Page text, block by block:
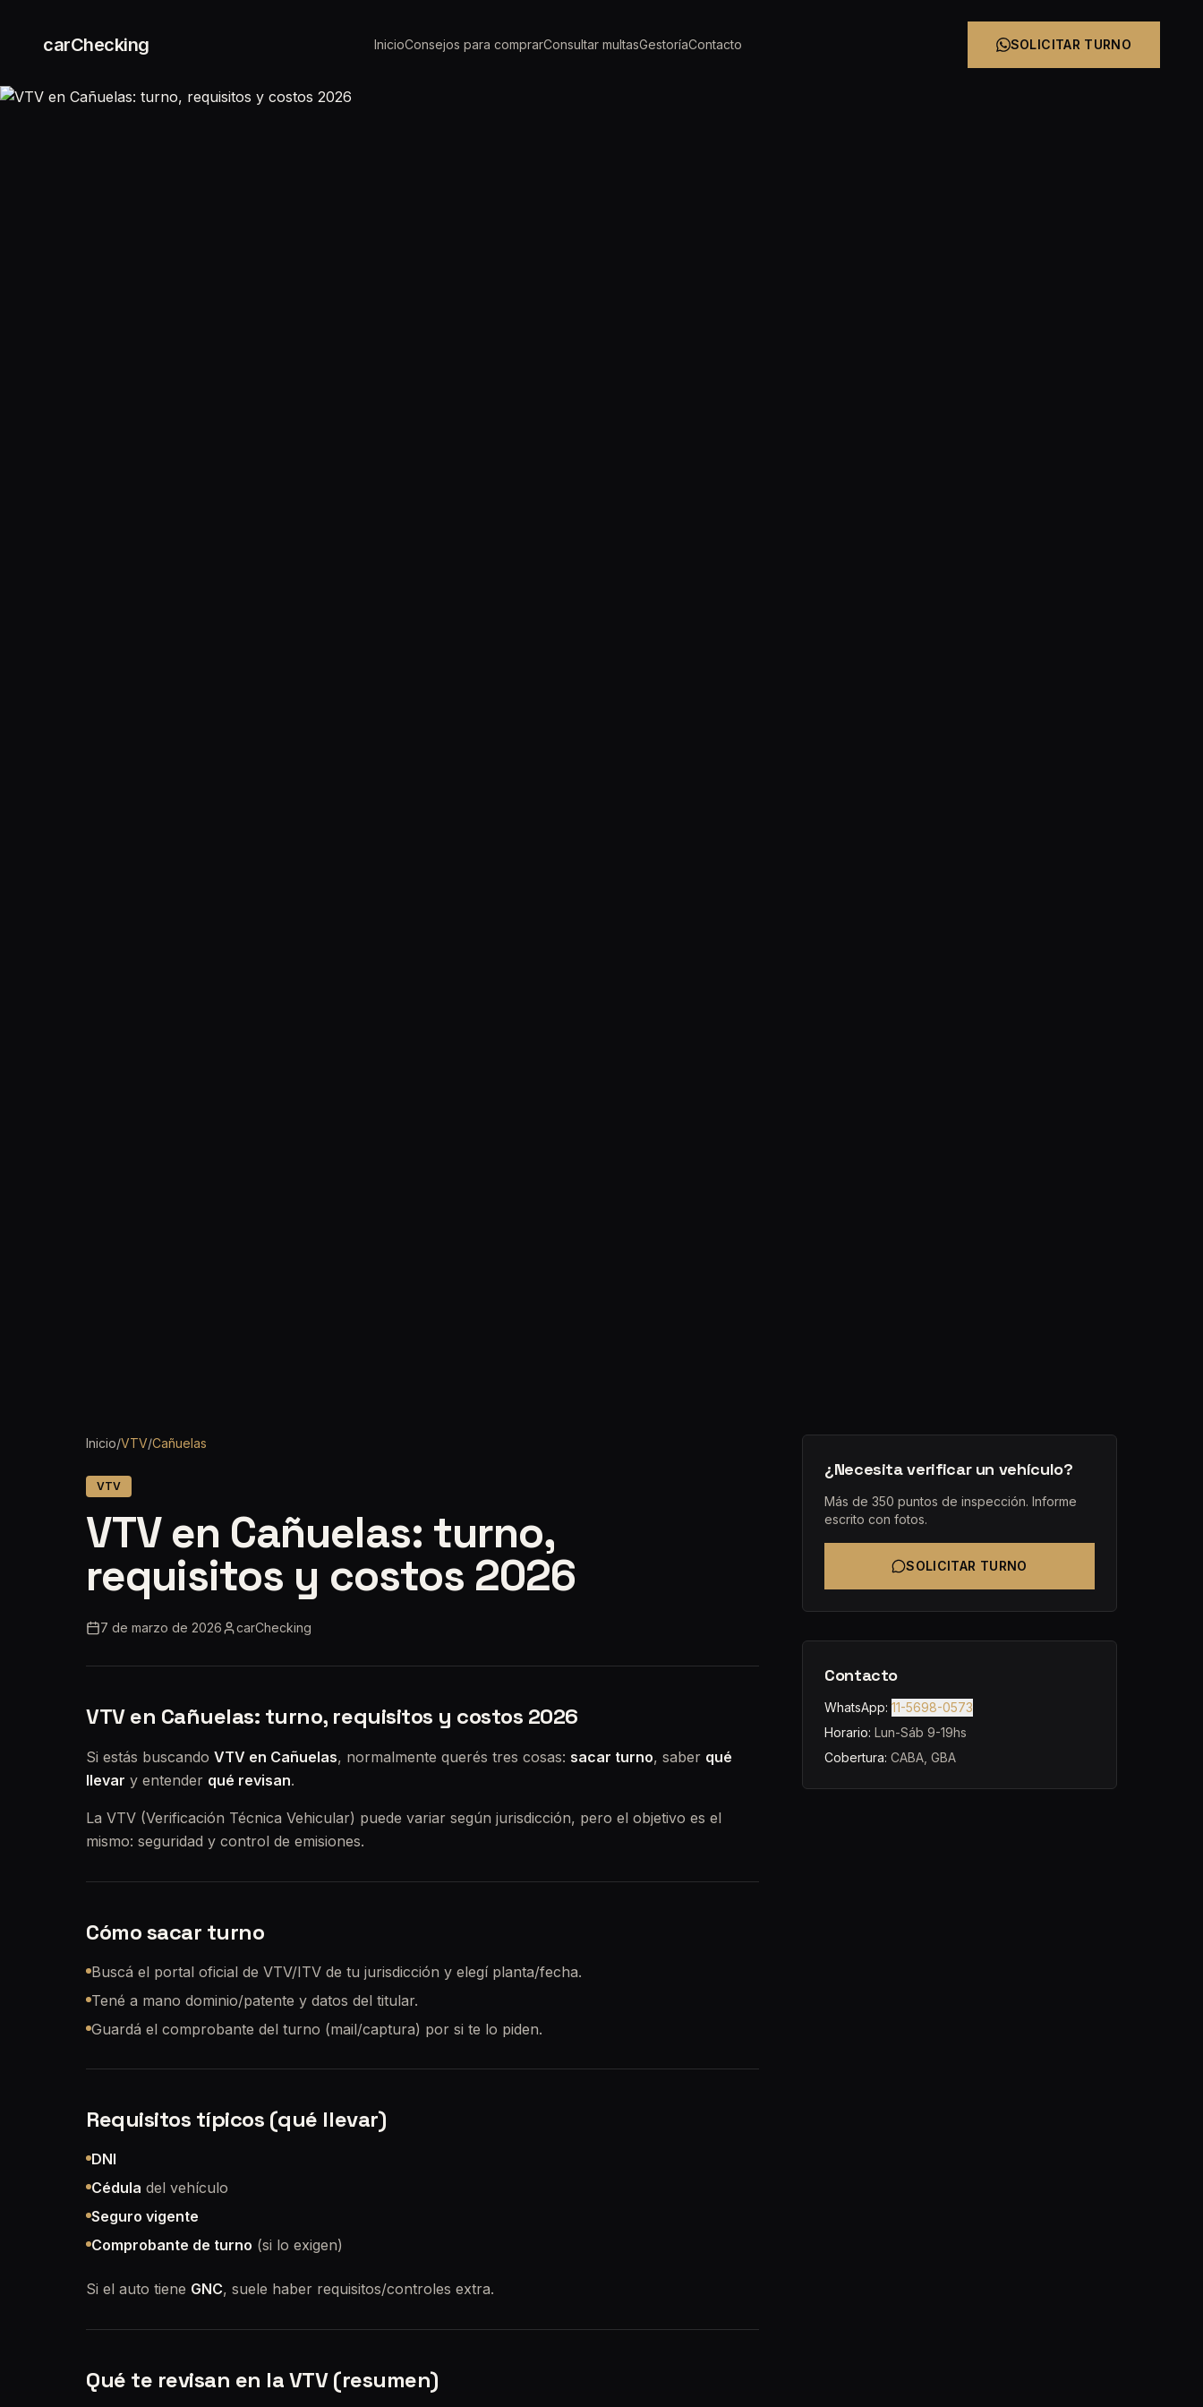
carChecking InicioConsejos para comprarConsultar multasGestoríaContacto SOLICITAR TURNO
Inicio/VTV/Cañuelas
VTV
VTV en Cañuelas: turno,
requisitos y costos 2026
7 de marzo de 2026 carChecking
VTV en Cañuelas: turno, requisitos y costos 2026
Si estás buscando VTV en Cañuelas, normalmente querés tres cosas: sacar turno, saber qué
llevar y entender qué revisan.
La VTV (Verificación Técnica Vehicular) puede variar según jurisdicción, pero el objetivo es el
mismo: seguridad y control de emisiones.
Cómo sacar turno
Buscá el portal oficial de VTV/ITV de tu jurisdicción y elegí planta/fecha.
Tené a mano dominio/patente y datos del titular.
Guardá el comprobante del turno (mail/captura) por si te lo piden.
Requisitos típicos (qué llevar)
DNI
Cédula del vehículo
Seguro vigente
Comprobante de turno (si lo exigen)
Si el auto tiene GNC, suele haber requisitos/controles extra.
Qué te revisan en la VTV (resumen)
¿Necesita verificar un vehículo?
Más de 350 puntos de inspección. Informe
escrito con fotos.
SOLICITAR TURNO
Contacto
WhatsApp: 11-5698-0573
Horario: Lun-Sáb 9-19hs
Cobertura: CABA, GBA